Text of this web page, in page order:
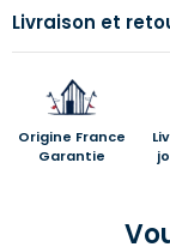
Livraison et
Origine France
Garantie